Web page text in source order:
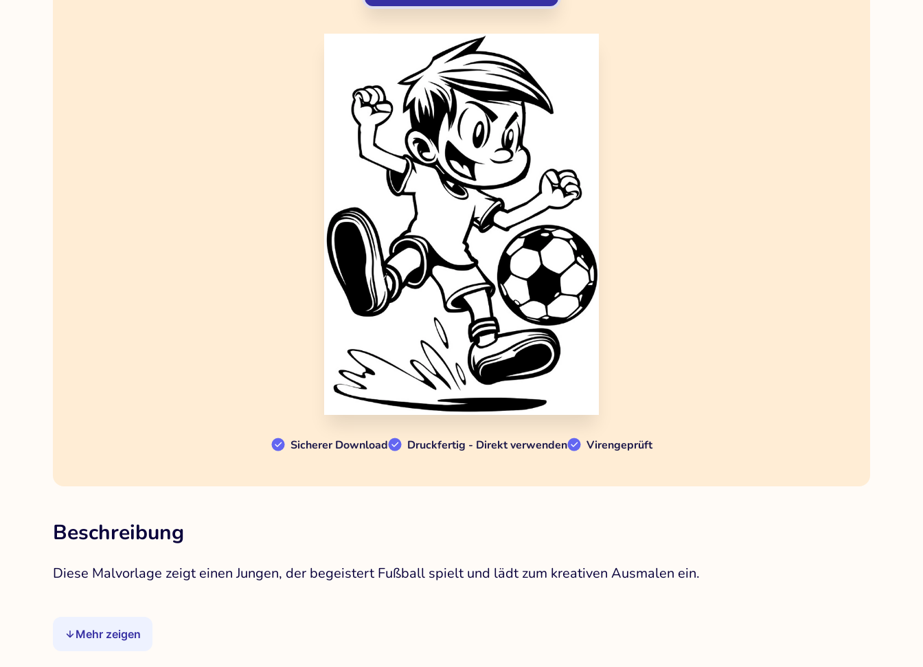
Sicherer Download Druckfertig - Direkt verwenden Virengeprüft
Beschreibung
Diese Malvorlage zeigt einen Jungen, der begeistert Fußball spielt und lädt zum kreativen Ausmalen ein.
Mehr zeigen